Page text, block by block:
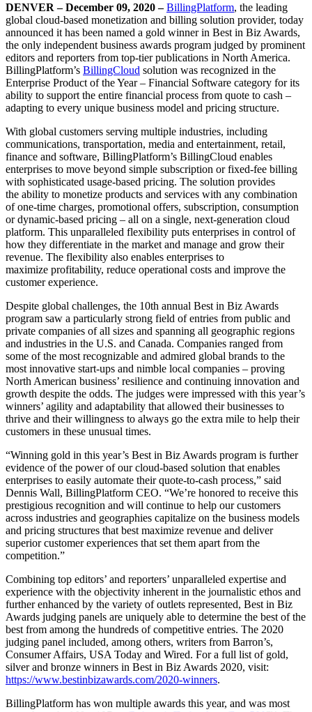
DENVER – December 09, 2020 –BillingPlatform, the leading
global cloud-based monetization and billing solution provider, today
announced it has been named a gold winner in Best in Biz Awards,
the only independent business awards program judged by prominent
editors and reporters from top-tier publications in North America.
BillingPlatform’s BillingCloud solution was recognized in the
Enterprise Product of the Year – Financial Software category for its
ability to support the entire financial process from quote to cash –
adapting to every unique business model and pricing structure.
With global customers serving multiple industries, including
communications, transportation, media and entertainment, retail,
finance and software, BillingPlatform’s BillingCloud enables
enterprises to move beyond simple subscription or fixed-fee billing
with sophisticated usage-based pricing. The solution provides
the ability to monetize products and services with any combination
of one-time charges, promotional offers, subscription, consumption
or dynamic-based pricing – all on a single, next-generation cloud
platform. This unparalleled flexibility puts enterprises in control of
how they differentiate in the market and manage and grow their
revenue. The flexibility also enables enterprises to
maximize profitability, reduce operational costs and improve the
customer experience.
Despite global challenges, the 10th annual Best in Biz Awards
program saw a particularly strong field of entries from public and
private companies of all sizes and spanning all geographic regions
and industries in the U.S. and Canada. Companies ranged from
some of the most recognizable and admired global brands to the
most innovative start-ups and nimble local companies – proving
North American business’ resilience and continuing innovation and
growth despite the odds. The judges were impressed with this year’s
winners’ agility and adaptability that allowed their businesses to
thrive and their willingness to always go the extra mile to help their
customers in these unusual times.
“Winning gold in this year’s Best in Biz Awards program is further
evidence of the power of our cloud-based solution that enables
enterprises to easily automate their quote-to-cash process,” said
Dennis Wall, BillingPlatform CEO. “We’re honored to receive this
prestigious recognition and will continue to help our customers
across industries and geographies capitalize on the business models
and pricing structures that best maximize revenue and deliver
superior customer experiences that set them apart from the
competition.”
Combining top editors’ and reporters’ unparalleled expertise and
experience with the objectivity inherent in the journalistic ethos and
further enhanced by the variety of outlets represented, Best in Biz
Awards judging panels are uniquely able to determine the best of the
best from among the hundreds of competitive entries. The 2020
judging panel included, among others, writers from Barron’s,
Consumer Affairs, USA Today and Wired. For a full list of gold,
silver and bronze winners in Best in Biz Awards 2020, visit:
https://www.bestinbizawards.com/2020-winners.
BillingPlatform has won multiple awards this year, and was most